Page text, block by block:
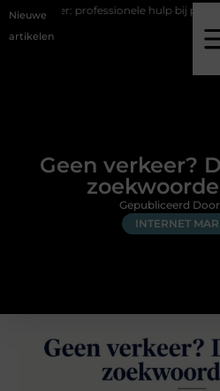
Nieuwe
artikelen
hulp bij pijn en bewegingsklachten
Geen verkeer?
INTERNET
Gepubliceerd